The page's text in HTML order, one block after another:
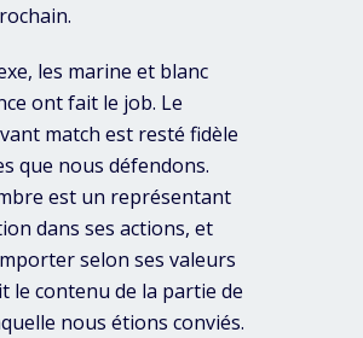
les marine et blanc
ont fait le job. Le
match est resté fidèle
que nous défendons.
est un représentant
dans ses actions, et
selon ses valeurs
le contenu de la partie de
nous étions conviés.